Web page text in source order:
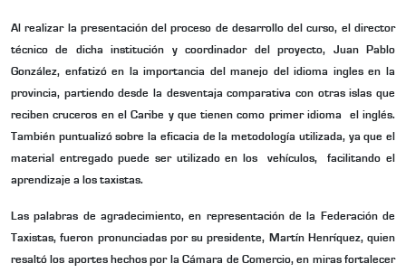
Al realizar la presentación del proceso de desarrollo del curso, el director
técnico de dicha institución y coordinador del proyecto, Juan Pablo
González, enfatizó en la importancia del manejo del idioma ingles en la
provincia, partiendo desde la desventaja comparativa con otras islas que
reciben cruceros en el Caribe y que tienen como primer idioma el inglés.
También puntualizó sobre la eficacia de la metodología utilizada, ya que el
material entregado puede ser utilizado en los vehículos, facilitando el
aprendizaje a los taxistas.
Las palabras de agradecimiento, en representación de la Federación de
Taxistas, fueron pronunciadas por su presidente, Martín Henríquez, quien
resaltó los aportes hechos por la Cámara de Comercio, en miras fortalecer